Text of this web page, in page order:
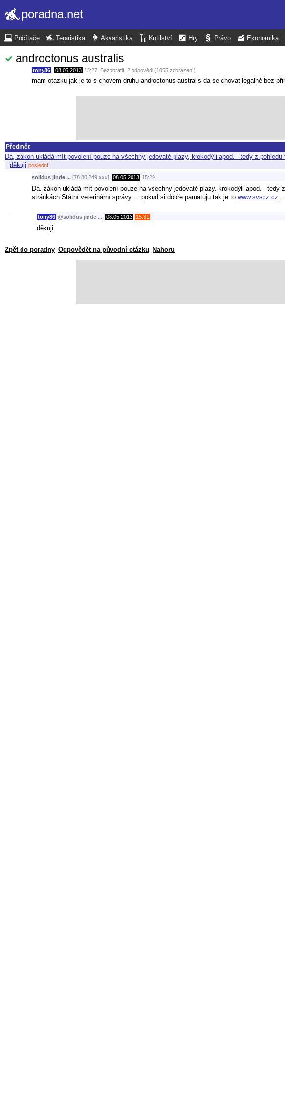
poradna.net
Počítače Teraristika Akvaristika Kutilství Hry Právo Ekonomika
androctonus australis
tony86 08.05.2013 15:27 Bezobratlí , 2 odpovědi (1055 zobrazení)
mam otazku jak je to s chovem druhu androctonus australis da se chovat legalně bez
Předmět
Dá, zákon ukládá mít povolení pouze na všechny jedovaté plazy, krokodýli apod. - tedy z pohledu
děkuji poslední
solidus jinde ... [78.80.249.xxx], 08.05.2013 15:29
Dá, zákon ukládá mít povolení pouze na všechny jedovaté plazy, krokodýli apod. -
stránkách Státní veterinární správy ... pokud si dobře pamatuju tak je to www.svscz.cz
tony86 @solidus jinde ... 08.05.2013 15:31
děkuji
Zpět do poradny Odpovědět na původní otázku Nahoru